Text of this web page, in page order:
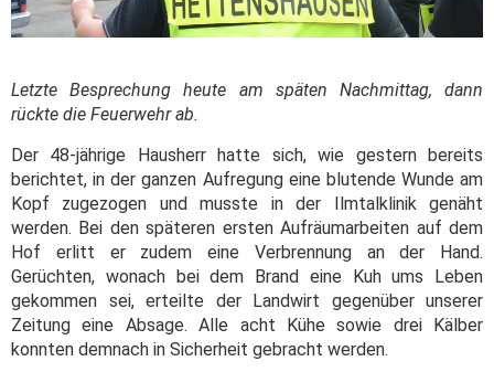
Letzte Besprechung heute am späten Nachmittag, dann
rückte die Feuerwehr ab.
Der 48-jährige Hausherr hatte sich, wie gestern bereits
berichtet, in der ganzen Aufregung eine blutende Wunde am
Kopf zugezogen und musste in der Ilmtalklinik genäht
werden. Bei den späteren ersten Aufräumarbeiten auf dem
Hof erlitt er zudem eine Verbrennung an der Hand.
Gerüchten, wonach bei dem Brand eine Kuh ums Leben
gekommen sei, erteilte der Landwirt gegenüber unserer
Zeitung eine Absage. Alle acht Kühe sowie drei Kälber
konnten demnach in Sicherheit gebracht werden.